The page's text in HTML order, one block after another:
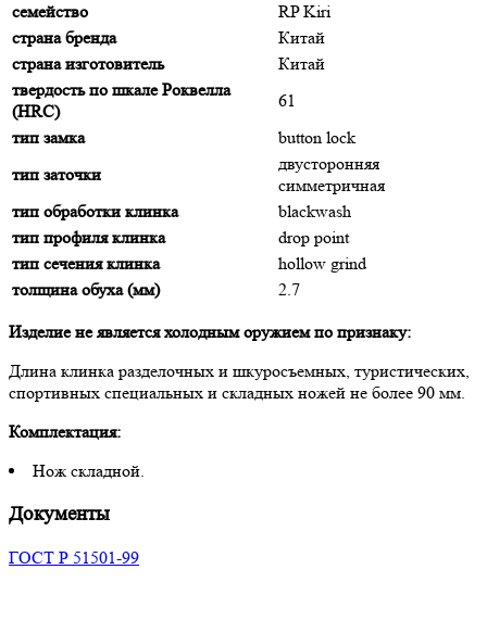
семейство
RP Kiri
страна бренда
Китай
страна изготовитель
Китай
твердость по шкале Роквелла
(HRC)
61
тип замка
button lock
тип заточки
двусторонняя
симметричная
тип обработки клинка
blackwash
тип профиля клинка
drop point
тип сечения клинка
hollow grind
толщина обуха (мм)
2.7
Изделие не является холодным оружием по признаку:
Длина клинка разделочных и шкуросъемных, туристических,
спортивных специальных и складных ножей не более 90 мм.
Комплектация:
Нож складной.
Документы
ГОСТ Р 51501-99